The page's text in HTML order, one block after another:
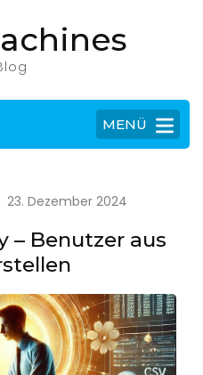
MENÜ
23. Dezember 2024
– Benutzer aus